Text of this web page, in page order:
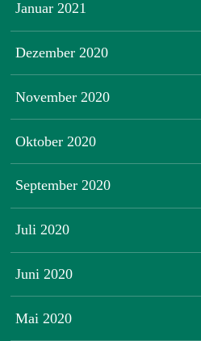
Januar 2021
Dezember 2020
November 2020
Oktober 2020
September 2020
Juli 2020
Juni 2020
Mai 2020